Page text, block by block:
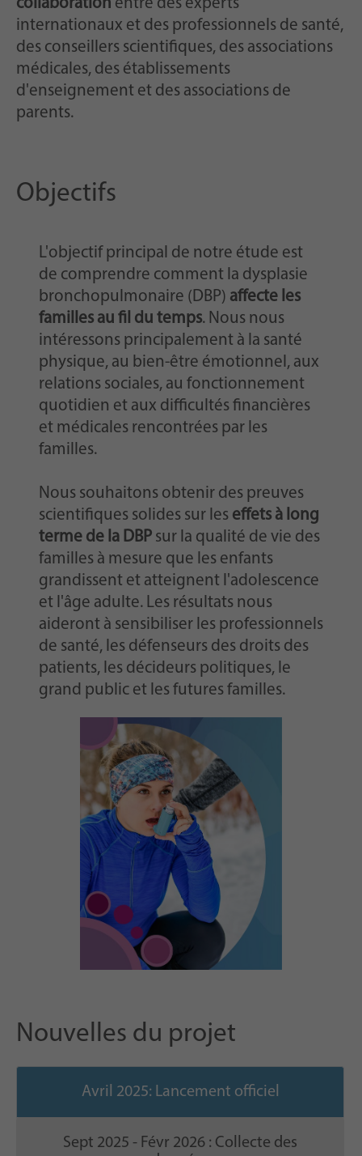
collaboration entre des experts
internationaux et des professionnels de santé,
des conseillers scientifiques, des associations
médicales, des établissements
d'enseignement et des associations de
parents.
Objectifs
L'objectif principal de notre étude est
de comprendre comment la dysplasie
bronchopulmonaire (DBP) affecte les
familles au fil du temps. Nous nous
intéressons principalement à la santé
physique, au bien-être émotionnel, aux
relations sociales, au fonctionnement
quotidien et aux difficultés financières
et médicales rencontrées par les
familles.
Nous souhaitons obtenir des preuves
scientifiques solides sur les effets à long
terme de la DBP sur la qualité de vie des
familles à mesure que les enfants
grandissent et atteignent l'adolescence
et l'âge adulte. Les résultats nous
aideront à sensibiliser les professionnels
de santé, les défenseurs des droits des
patients, les décideurs politiques, le
grand public et les futures familles.
Nouvelles du projet
Avril 2025: Lancement officiel
Sept 2025 - Févr 2026 : Collecte des